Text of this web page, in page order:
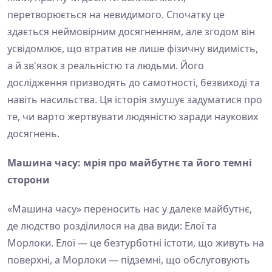
перетворюється на невидимого. Спочатку це
здається неймовірним досягненням, але згодом він
усвідомлює, що втратив не лише фізичну видимість,
а й зв'язок з реальністю та людьми. Його
дослідження призводять до самотності, безвиході та
навіть насильства. Ця історія змушує задуматися про
те, чи варто жертвувати людяністю заради наукових
досягнень.
Машина часу: мрія про майбутнє та його темні
сторони
«Машина часу» переносить нас у далеке майбутнє,
де людство розділилося на два види: Елої та
Морлоки. Елої — це безтурботні істоти, що живуть на
поверхні, а Морлоки — підземні, що обслуговують